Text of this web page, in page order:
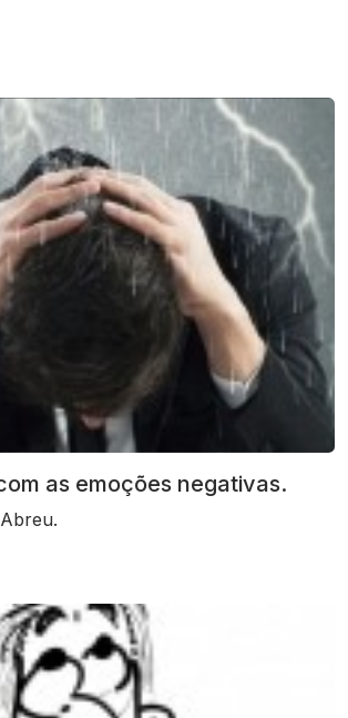
as emoções negativas.